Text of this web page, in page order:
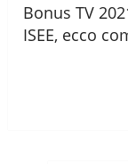
Bonus TV
ISEE, ecco